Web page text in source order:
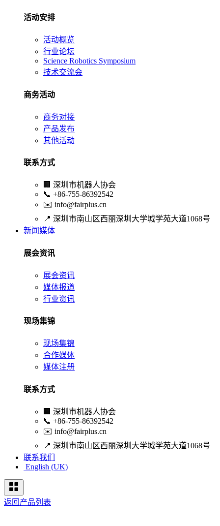
活动安排
活动概览
行业论坛
Science Robotics Symposium
技术交流会
商务活动
商务对接
产品发布
其他活动
联系方式
🏢 深圳市机器人协会
📞 +86-755-86392542
✉️ info@fairplus.cn
📍 深圳市南山区西丽深圳大学城学苑大道1068号
新闻媒体
展会资讯
展会资讯
媒体报道
行业资讯
现场集锦
现场集锦
合作媒体
媒体注册
联系方式
🏢 深圳市机器人协会
📞 +86-755-86392542
✉️ info@fairplus.cn
📍 深圳市南山区西丽深圳大学城学苑大道1068号
联系我们
English (UK)
返回产品列表